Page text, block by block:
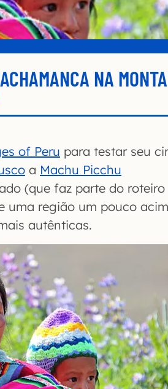
NA
of Peru para testar seu
a Machu Picchu
(que faz parte do roteiro
uma região um pouco
autênticas.